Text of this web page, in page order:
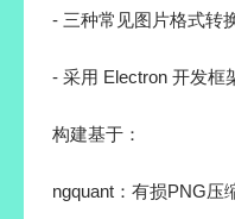
- 三种常见图片格式转
- 采用 Electron 开发框
构建基于：
ngquant：有损PNG压